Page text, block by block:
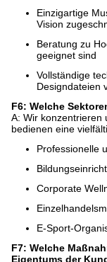
Einzigartige
Vision
Beratung zu
geeignet sind
Vollständige
Designdateien
F6: Welche
A: Wir konzentrieren
bedienen eine
Professionelle
Corporate
E-Sport-
F7: Welche
Eigentums der